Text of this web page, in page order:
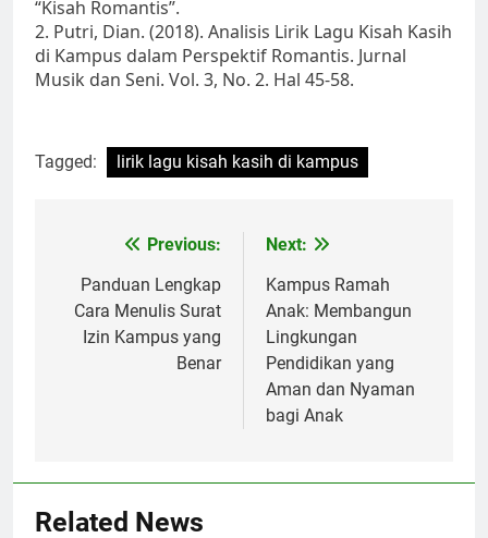
“Kisah Romantis”.
2. Putri, Dian. (2018). Analisis Lirik Lagu Kisah Kasih
di Kampus dalam Perspektif Romantis. Jurnal
Musik dan Seni. Vol. 3, No. 2. Hal 45-58.
Tagged: lirik lagu kisah kasih di kampus
navigation
Previous:
Panduan Lengkap
Cara Menulis Surat
Izin Kampus yang
Benar
Next:
Kampus Ramah
Anak: Membangun
Lingkungan
Pendidikan yang
Aman dan Nyaman
bagi Anak
Related News